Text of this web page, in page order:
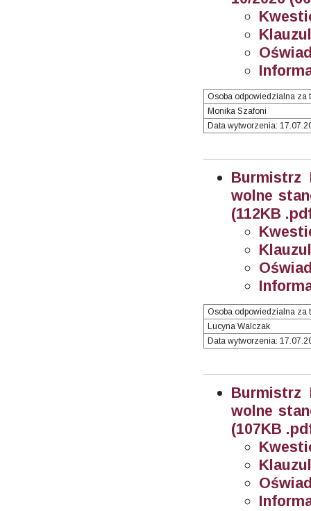
Osoba odpowiedzialna za
Monika Szafoni
Data wytworzenia:
Burmistrz
wolne
(112KB
Osoba odpowiedzialna za
Lucyna Walczak
Data wytworzenia:
Burmistrz
wolne
(107KB